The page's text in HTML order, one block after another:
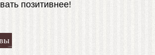
позитивнее!